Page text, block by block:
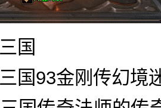
国
国93金刚传幻境